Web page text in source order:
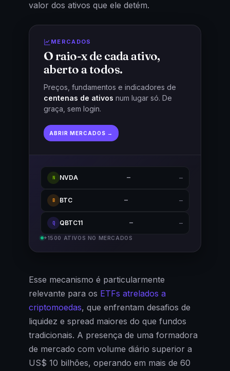
valor dos ativos que ele detém.
MERCADOS
O raio-x de cada ativo,
aberto a todos.
Preços, fundamentos e indicadores de
centenas de ativos num lugar só. De
graça, sem login.
ABRIR MERCADOS →
N NVDA — —
B BTC — —
Q QBTC11 — —
+1500 ATIVOS NO MERCADOS
Esse mecanismo é particularmente
relevante para os ETFs atrelados a
criptomoedas, que enfrentam desafios de
liquidez e spread maiores do que fundos
tradicionais. A presença de uma formadora
de mercado com volume diário superior a
US$ 10 bilhões, operando em mais de 60